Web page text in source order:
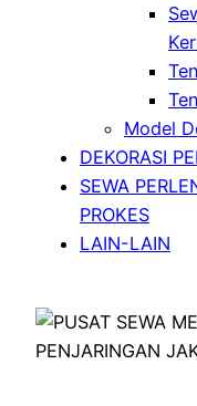
Model
DEKORASI
SEWA
PROKES
LAIN-LAIN